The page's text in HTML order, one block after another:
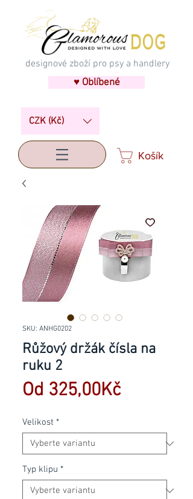
designové zboží pro psy a handlery
♥ Oblíbené
CZK (Kč)
Košík
SKU: ANHG0202
Růžový držák čísla na
ruku 2
Od 325,00Kč
Velikost *
Typ klipu *